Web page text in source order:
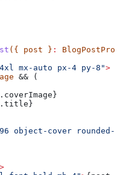
({ post } :
4xl mx-auto px-4 py-8">
&& (
coverImage }
title }
object-cover rounded-
>